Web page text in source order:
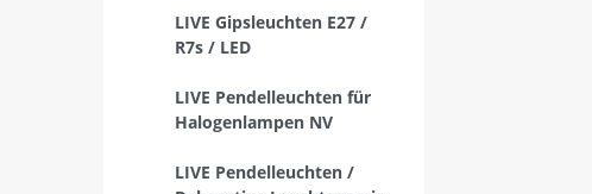
LIVE Gipsleuchten E27 /
R7s / LED
LIVE Pendelleuchten für
Halogenlampen NV
LIVE Pendelleuchten /